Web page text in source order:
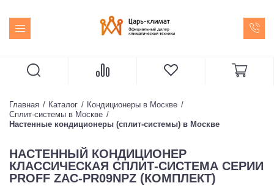
Главная Каталог
Кондиционеры в Москве
Сплит-системы в Москве
Настенные кондиционеры (сплит-системы) в Москве
НАСТЕННЫЙ КОНДИЦИОНЕР
КЛАССИЧЕСКАЯ СПЛИТ-СИСТЕМА СЕРИИ
PROFF ZAC-PR09NPZ (КОМПЛЕКТ)